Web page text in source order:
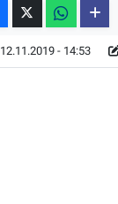
12.11.2019 - 14:53